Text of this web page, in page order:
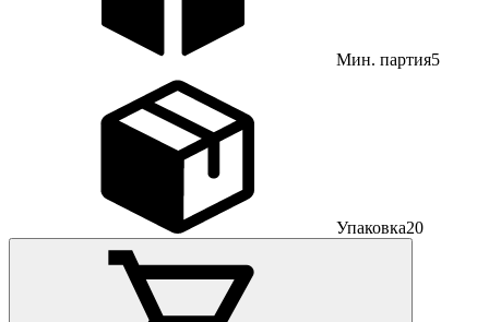
Мин. партия5
Упаковка20